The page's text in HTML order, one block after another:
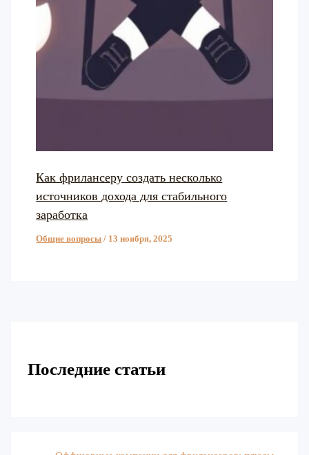
Как фрилансеру создать несколько
источников дохода для стабильного
заработка
Общие вопросы / 13 ноября, 2025
Последние статьи